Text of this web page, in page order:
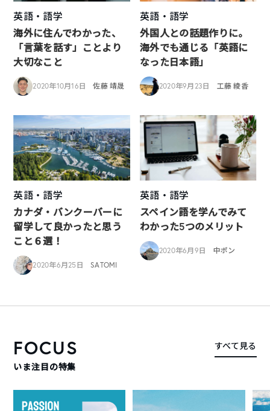
英語・語学
海外に住んでわかった、
「言葉を話す」ことより
大切なこと
2020年10月16日 佐藤 靖晟
英語・語学
外国人との話題作りに。
海外でも通じる「英語に
なった日本語」
2020年9月23日 工藤 綾香
英語・語学
カナダ・バンクーバーに
留学して良かったと思う
こと６選！
2020年6月25日 SATOMI
英語・語学
スペイン語を学んでみて
わかった5つのメリット
2020年6月9日 中ポン
FOCUS
いま注目の特集
すべて見る